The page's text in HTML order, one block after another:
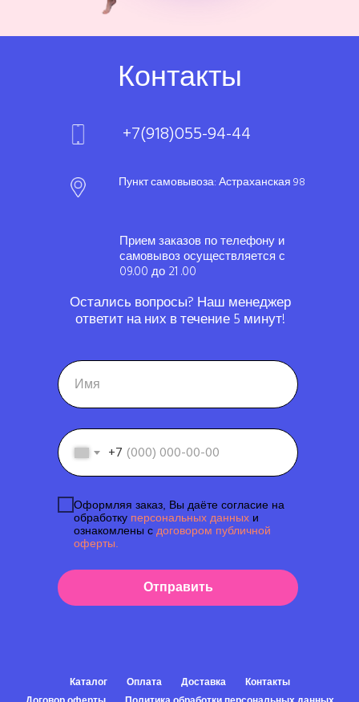
+7
Оформляя заказ, Вы даёте согласие на
обработку персональных данных и
ознакомлены с договором публичной
оферты.
Отправить
Контакты
Пункт самовывоза: Астраханская 98
+7(918)055-94-44
Прием заказов по телефону и
самовывоз осуществляется с
09.00 до 21 .00
Остались вопросы? Наш менеджер
ответит на них в течение 5 минут!
Каталог Оплата Доставка
Контакты